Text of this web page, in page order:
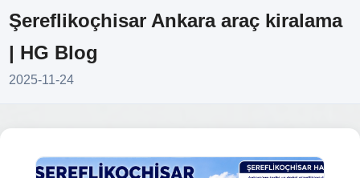
Şereflikoçhisar Ankara araç kiralama
| HG Blog
2025-11-24